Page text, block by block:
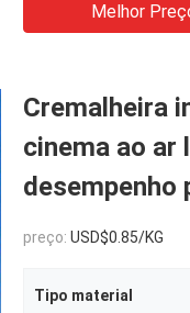
Melhor
Cremalheira
cinema ao ar
desempenho
preço: USD$0.85/KG
Tipo material